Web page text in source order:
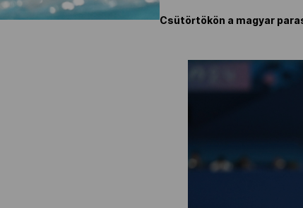
Csütörtökön a magyar